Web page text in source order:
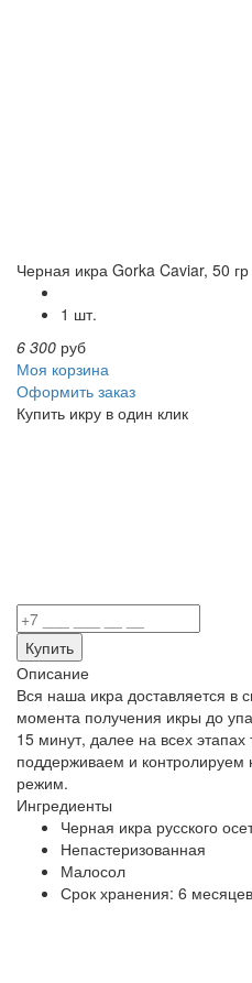
Черная икра Gorka Caviar, 50 гр
1 шт.
6 300 руб
Моя корзина
Оформить заказ
Купить икру в один клик
Описание
Вся наша икра доставляется в
момента получения икры до
15 минут, далее на всех
поддерживаем и
режим.
Ингредиенты
Черная икра русского
Непастеризованная
Малосол
Срок хранения: 6 месяцев